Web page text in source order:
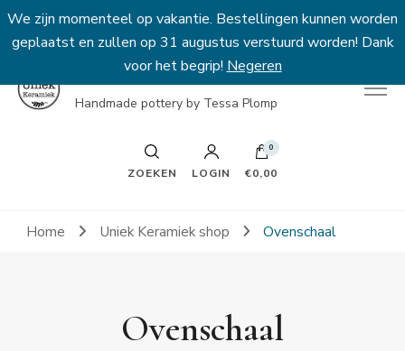
We zijn momenteel op vakantie. Bestellingen kunnen worden
geplaatst en zullen op 31 augustus verstuurd worden! Dank
voor het begrip! Negeren
Handmade pottery by Tessa Plomp
ZOEKEN LOGIN
0
€0,00
Home Uniek Keramiek shop Ovenschaal
Ovenschaal